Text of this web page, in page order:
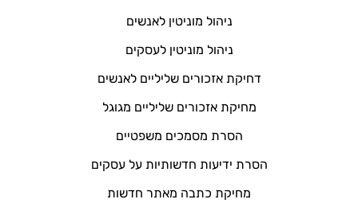
ניהול מוניטין לאנשים
ניהול מוניטין לעסקים
דחיקת אזכורים שליליים לאנשים
מחיקת אזכורים שליליים מגוגל
הסרת מסמכים משפטיים
הסרת ידיעות חדשותיות על עסקים
מחיקת כתבה מאתר חדשות